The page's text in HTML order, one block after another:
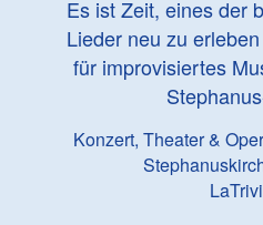
Es ist Zeit, eines der
Lieder neu zu
für improvisiertes
Konzert, Theater &